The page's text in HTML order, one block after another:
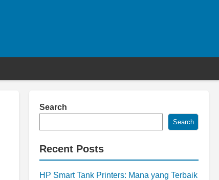
Search
Search
Recent Posts
HP Smart Tank Printers: Mana yang Terbaik